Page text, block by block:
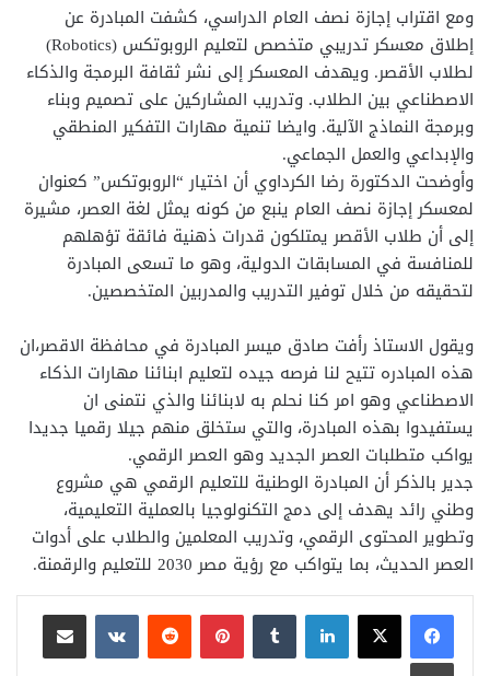
ومع اقتراب إجازة نصف العام الدراسي، كشفت المبادرة عن
إطلاق معسكر تدريبي متخصص لتعليم الروبوتكس (Robotics)
لطلاب الأقصر. ويهدف المعسكر إلى نشر ثقافة البرمجة والذكاء
الاصطناعي بين الطلاب. وتدريب المشاركين على تصميم وبناء
وبرمجة النماذج الآلية. وايضا تنمية مهارات التفكير المنطقي
والإبداعي والعمل الجماعي.
وأوضحت الدكتورة رضا الكرداوي أن اختيار “الروبوتكس” كعنوان
لمعسكر إجازة نصف العام ينبع من كونه يمثل لغة العصر، مشيرة
إلى أن طلاب الأقصر يمتلكون قدرات ذهنية فائقة تؤهلهم
للمنافسة في المسابقات الدولية، وهو ما تسعى المبادرة
لتحقيقه من خلال توفير التدريب والمدربين المتخصصين.
ويقول الاستاذ رأفت صادق ميسر المبادرة في محافظة الاقصر،ان
هذه المبادره تتيح لنا فرصه جيده لتعليم ابنائنا مهارات الذكاء
الاصطناعي وهو امر كنا نحلم به لابنائنا والذي نتمنى ان
يستفيدوا بهذه المبادرة، والتي ستخلق منهم جيلا رقميا جديدا
يواكب متطلبات العصر الجديد وهو العصر الرقمي.
جدير بالذكر أن المبادرة الوطنية للتعليم الرقمي هي مشروع
وطني رائد يهدف إلى دمج التكنولوجيا بالعملية التعليمية،
وتطوير المحتوى الرقمي، وتدريب المعلمين والطلاب على أدوات
العصر الحديث، بما يتواكب مع رؤية مصر 2030 للتعليم والرقمنة.
لينكدإن بينتيريست
مشاركة عبر البريد
طباعة